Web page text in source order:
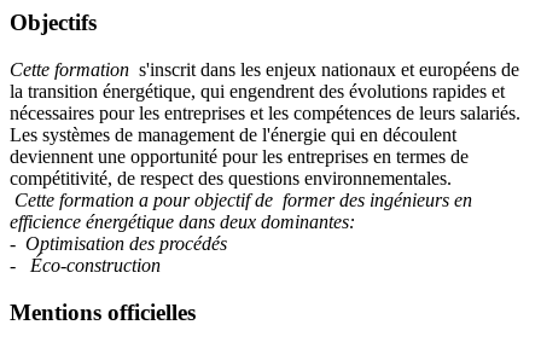
Objectifs
Cette formation s'inscrit dans les enjeux nationaux et européens de
la transition énergétique, qui engendrent des évolutions rapides et
nécessaires pour les entreprises et les compétences de leurs salariés.
Les systèmes de management de l'énergie qui en découlent
deviennent une opportunité pour les entreprises en termes de
compétitivité, de respect des questions environnementales.
Cette formation a pour objectif de former des ingénieurs en
efficience énergétique dans deux dominantes:
- Optimisation des procédés
- Éco-construction
Mentions officielles